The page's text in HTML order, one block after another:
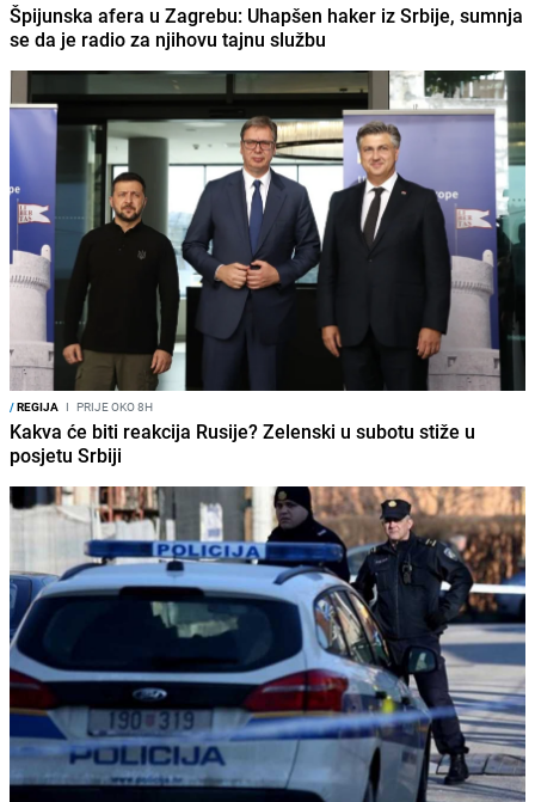
Špijunska afera u Zagrebu: Uhapšen haker iz Srbije, sumnja
se da je radio za njihovu tajnu službu
/REGIJA I PRIJE OKO 8H
Kakva će biti reakcija Rusije? Zelenski u subotu stiže u
posjetu Srbiji